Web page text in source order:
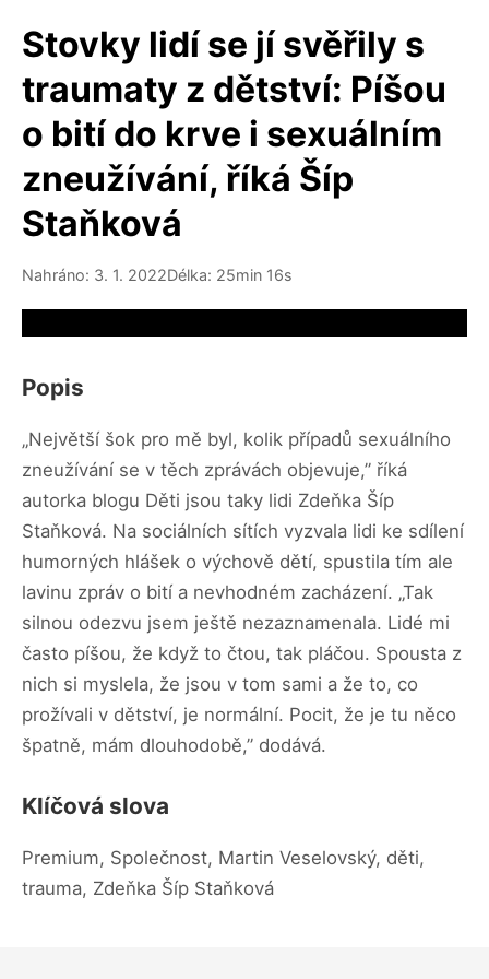
Stovky lidí se jí svěřily s
traumaty z dětství: Píšou
o bití do krve i sexuálním
zneužívání, říká Šíp
Staňková
Nahráno: 3. 1. 2022Délka: 25min 16s
Popis
„Největší šok pro mě byl, kolik případů sexuálního
zneužívání se v těch zprávách objevuje,” říká
autorka blogu Děti jsou taky lidi Zdeňka Šíp
Staňková. Na sociálních sítích vyzvala lidi ke sdílení
humorných hlášek o výchově dětí, spustila tím ale
lavinu zpráv o bití a nevhodném zacházení. „Tak
silnou odezvu jsem ještě nezaznamenala. Lidé mi
často píšou, že když to čtou, tak pláčou. Spousta z
nich si myslela, že jsou v tom sami a že to, co
prožívali v dětství, je normální. Pocit, že je tu něco
špatně, mám dlouhodobě,” dodává.
Klíčová slova
Premium, Společnost, Martin Veselovský, děti,
trauma, Zdeňka Šíp Staňková